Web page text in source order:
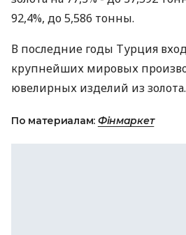
92,4%, до 5,586 тонны.
В последние годы Турция
крупнейших мировых
ювелирных изделий из золота.
По материалам: Фінмаркет